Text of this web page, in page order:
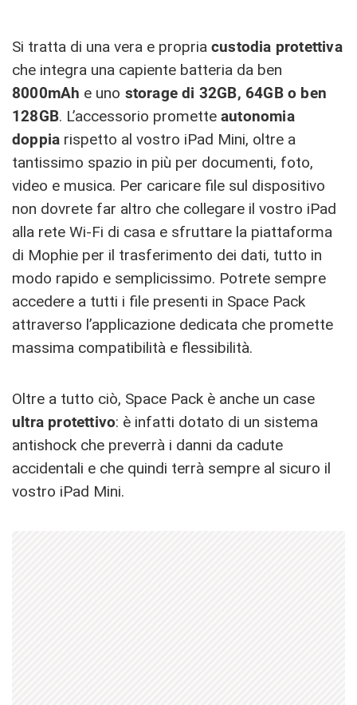
Si tratta di una vera e propria custodia protettiva
che integra una capiente batteria da ben
8000mAh e uno storage di 32GB, 64GB o ben
128GB. L’accessorio promette autonomia
doppia rispetto al vostro iPad Mini, oltre a
tantissimo spazio in più per documenti, foto,
video e musica. Per caricare file sul dispositivo
non dovrete far altro che collegare il vostro iPad
alla rete Wi-Fi di casa e sfruttare la piattaforma
di Mophie per il trasferimento dei dati, tutto in
modo rapido e semplicissimo. Potrete sempre
accedere a tutti i file presenti in Space Pack
attraverso l’applicazione dedicata che promette
massima compatibilità e flessibilità.
Oltre a tutto ciò, Space Pack è anche un case
ultra protettivo: è infatti dotato di un sistema
antishock che preverrà i danni da cadute
accidentali e che quindi terrà sempre al sicuro il
vostro iPad Mini.